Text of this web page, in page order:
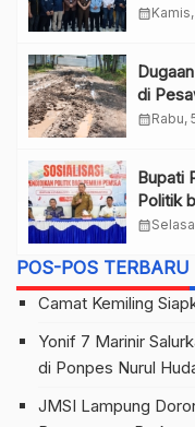
calendar_month
di
calendar_monthRabu,
Bupati
Politik
calendar_month
POS-POS TERBARU
Camat Kemiling
Yonif 7 Marinir
di Ponpes Nurul
JMSI Lampung